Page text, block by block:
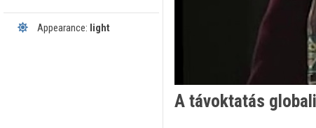
Appearance: light
A távoktatás